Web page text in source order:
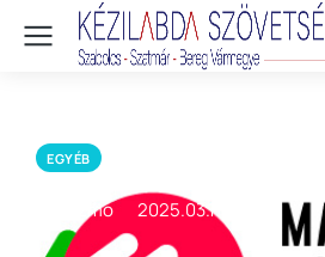
EGYÉB
By Gizmo 2025.03.11.